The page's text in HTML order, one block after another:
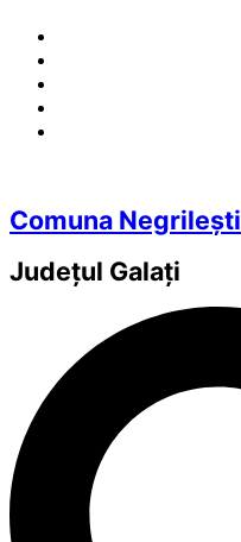
Comuna Negrilești
Județul Galați